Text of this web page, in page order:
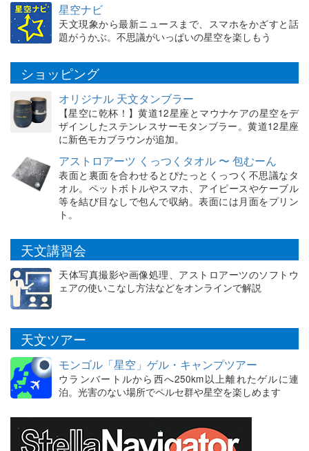
星空ナビ
天文現象から最新ニュースまで、スマホをかざすと話
題がうかぶ。不思議がいっぱいの星空を楽しもう
ショッピング
オリジナル 天文タンブラー
【星空に乾杯！】黄道12星座とマウナケアの星空をデ
ザインしたステンレスサーモタンブラー。黄道12星座
に新色モカブラウンが追加。
アストロアーツ くっつくタオル 〜 包むーん
表面と裏面を合わせるとぴたっとくっつく不思議なタ
オル。ペットボトルやスマホ、アイピースやケーブル
等を結び目なしで包んで収納。表面には月面をプリン
ト。
天文講習会
天体写真撮影や画像処理、アストロアーツのソフトウ
ェアの使いこなし方法などをオンラインで解説
天文ツアー
モンゴル「星空」ゲル・キャンプツアー
ウランバートルから西へ250km以上離れたゲルに連
泊。光害のない場所でペルセ群や星空を楽しめます